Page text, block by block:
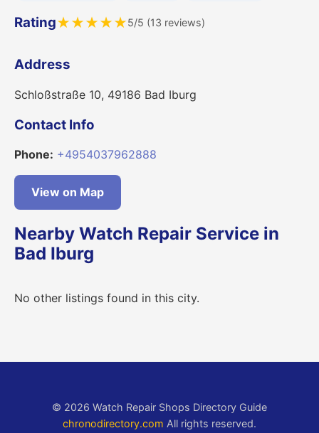
Rating★★★★★5/5 (13 reviews)
Address
Schloßstraße 10, 49186 Bad Iburg
Contact Info
Phone: +4954037962888
View on Map
Nearby Watch Repair Service in
Bad Iburg
No other listings found in this city.
© 2026 Watch Repair Shops Directory Guide
chronodirectory.com All rights reserved.